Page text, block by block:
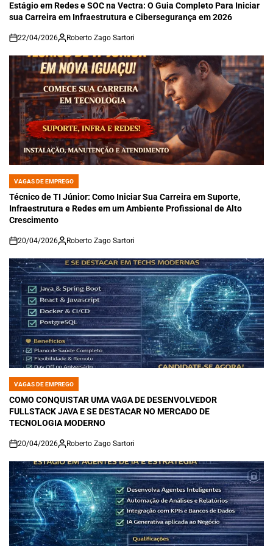
IN
Estágio em Redes e SOC na Vectra: O Guia Completo Para Iniciar
sua Carreira em Infraestrutura e Cibersegurança em 2026
on
22/04/2026 Roberto Zago Sartori
POSTED
IN
VAGAS DE EMPREGO
Técnico de TI Júnior: Como Iniciar Sua Carreira em Suporte,
Infraestrutura e Redes em um Ambiente Profissional de Alto
Crescimento
on
20/04/2026 Roberto Zago Sartori
POSTED
IN
VAGAS DE EMPREGO
COMO CONQUISTAR UMA VAGA DE DESENVOLVEDOR
FULLSTACK JAVA E SE DESTACAR NO MERCADO DE
TECNOLOGIA MODERNO
on
20/04/2026 Roberto Zago Sartori